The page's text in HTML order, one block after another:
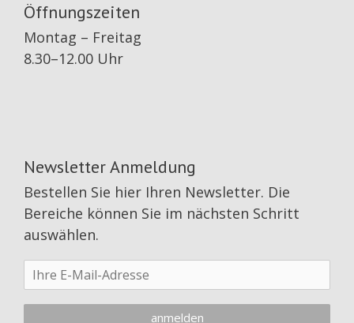
Öffnungszeiten
Montag – Freitag
8.30–12.00 Uhr
Newsletter Anmeldung
Bestellen Sie hier Ihren Newsletter. Die
Bereiche können Sie im nächsten Schritt
auswählen.